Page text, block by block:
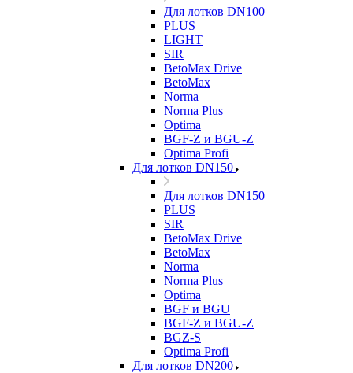
Для лотков DN100
PLUS
LIGHT
SIR
BetoMax Drive
BetoMax
Norma
Norma Plus
Optima
BGF-Z и BGU-Z
Optima Profi
Для лотков DN150
Для лотков DN150
PLUS
SIR
BetoMax Drive
BetoMax
Norma
Norma Plus
Optima
BGF и BGU
BGF-Z и BGU-Z
BGZ-S
Optima Profi
Для лотков DN200